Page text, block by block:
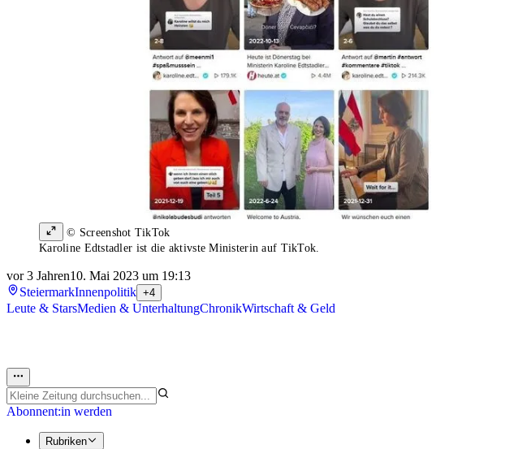
© Screenshot TikTok
Karoline Edtstadler ist die aktivste Ministerin auf TikTok.
vor 3 Jahren10. Mai 2023 um 19:13
SteiermarkInnenpolitik +4
Leute & StarsMedien & UnterhaltungChronikWirtschaft & Geld
Abonnent:in werden
Rubriken